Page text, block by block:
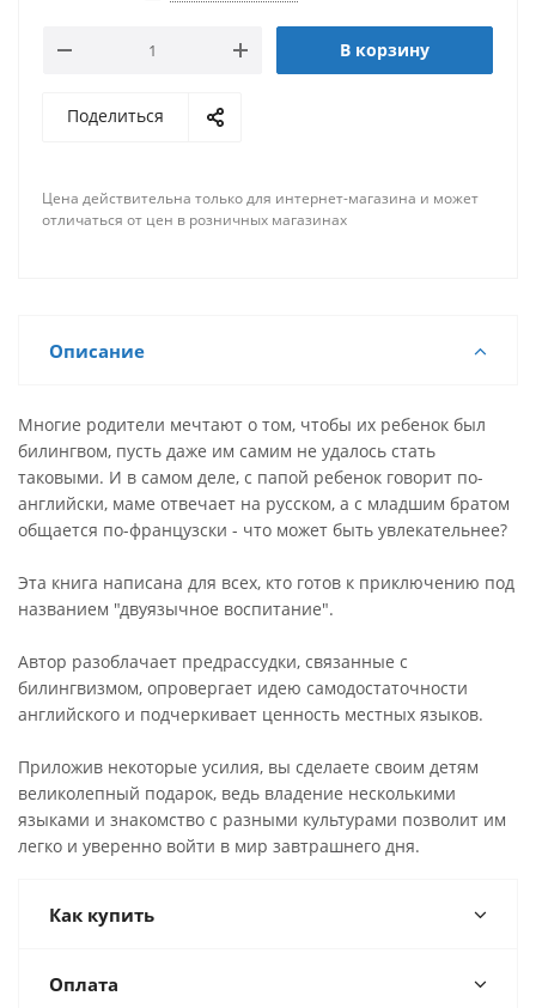
В корзину
Поделиться
Цена действительна только для интернет-магазина и может
отличаться от цен в розничных магазинах
Описание
Многие родители мечтают о том, чтобы их ребенок был
билингвом, пусть даже им самим не удалось стать
таковыми. И в самом деле, с папой ребенок говорит по-
английски, маме отвечает на русском, а с младшим братом
общается по-французски - что может быть увлекательнее?
Эта книга написана для всех, кто готов к приключению под
названием "двуязычное воспитание".
Автор разоблачает предрассудки, связанные с
билингвизмом, опровергает идею самодостаточности
английского и подчеркивает ценность местных языков.
Приложив некоторые усилия, вы сделаете своим детям
великолепный подарок, ведь владение несколькими
языками и знакомство с разными культурами позволит им
легко и уверенно войти в мир завтрашнего дня.
Как купить
Оплата